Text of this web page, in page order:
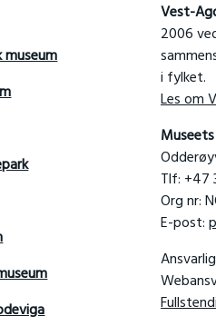
museum
Vest-
2006
i fylket.
Les om
Tlf: +47
Org nr:
E-post: